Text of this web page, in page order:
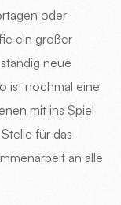
oder
ein großer
neue
ist nochmal eine
mit ins Spiel
für das
an alle